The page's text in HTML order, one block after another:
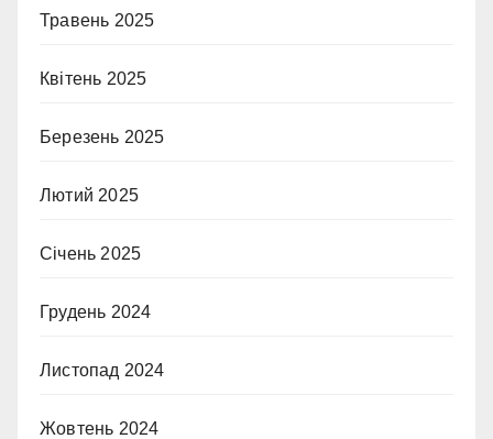
Травень 2025
Квітень 2025
Березень 2025
Лютий 2025
Січень 2025
Грудень 2024
Листопад 2024
Жовтень 2024